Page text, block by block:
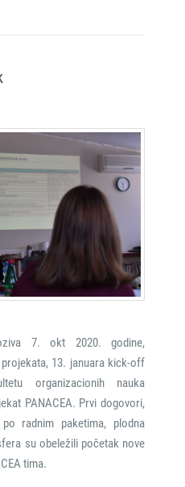
7. okt 2020. godine,
13. januara kick-off
organizacionih nauka
PANACEA. Prvi dogovori,
radnim paketima, plodna
su obeležili početak nove
tima.